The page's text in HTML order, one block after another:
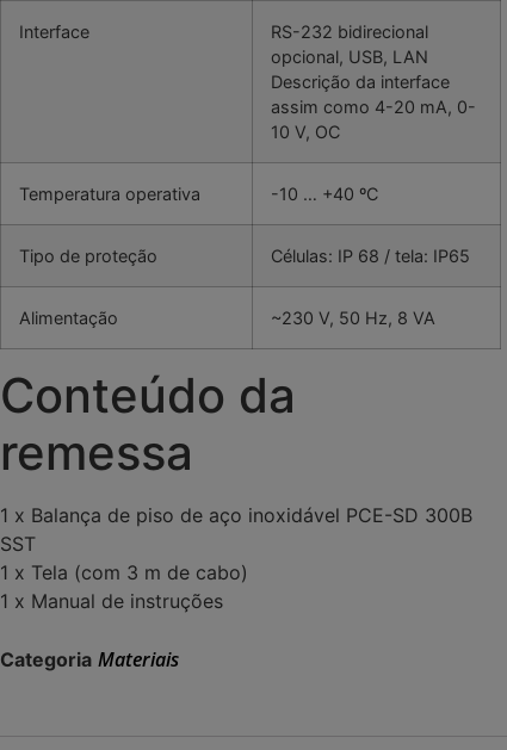
Interface
RS-232 bidirecional
opcional, USB, LAN
Descrição da interface
assim como 4-20 mA, 0-
10 V, OC
Temperatura operativa -10 … +40 ºC
Tipo de proteção Células: IP 68 / tela: IP65
Alimentação ~230 V, 50 Hz, 8 VA
Conteúdo da
remessa
1 x Balança de piso de aço inoxidável PCE-SD 300B
SST
1 x Tela (com 3 m de cabo)
1 x Manual de instruções
Categoria Materiais